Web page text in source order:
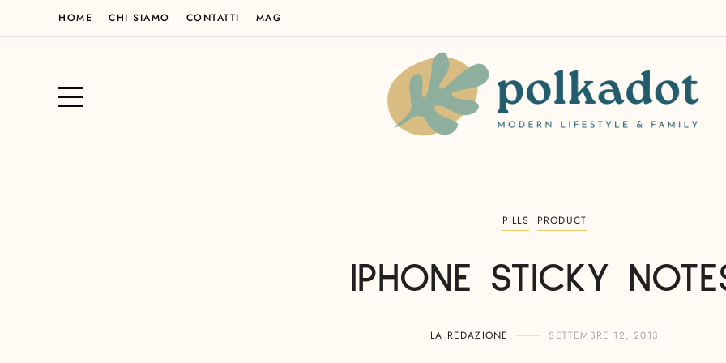
HOME CHI SIAMO CONTATTI MAG
PILLS PRODUCT
IPHONE STICKY
LA REDAZIONE SETTEMBRE 12, 2013